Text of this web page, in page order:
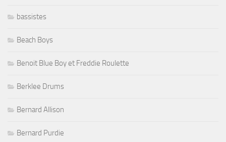
bassistes
Beach Boys
Benoit Blue Boy et Freddie Roulette
Berklee Drums
Bernard Allison
Bernard Purdie